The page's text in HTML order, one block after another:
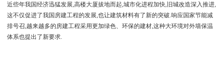
近些年我国经济迅猛发展,高楼大厦拔地而起,城市化进程加快,旧城改造深入推进,
这不仅促进了我国房建工程的发展,也让建筑材料有了新的突破.响应国家节能减
排号召,越来越多的房建工程采用更加绿色、环保的建材,这种大环境对外墙保温
体系也提出了新要求.